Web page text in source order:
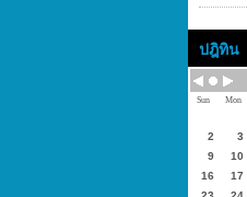
ปฎิทิน
Sun Mon
2
3
9
10
16
17